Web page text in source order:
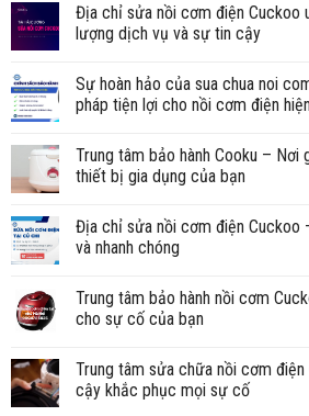
Địa chỉ sửa nồi cơm điện
lượng dịch vụ và sự tin cậy
Sự hoàn hảo của sua chua noi
pháp tiện lợi cho nồi cơm điện
Trung tâm bảo hành Cooku – Nơi
thiết bị gia dụng của bạn
Địa chỉ sửa nồi cơm điện Cuckoo
và nhanh chóng
Trung tâm bảo hành nồi cơm
cho sự cố của bạn
Trung tâm sửa chữa nồi cơm
cậy khắc phục mọi sự cố